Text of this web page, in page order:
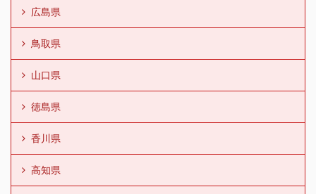
広島県
鳥取県
山口県
徳島県
香川県
高知県